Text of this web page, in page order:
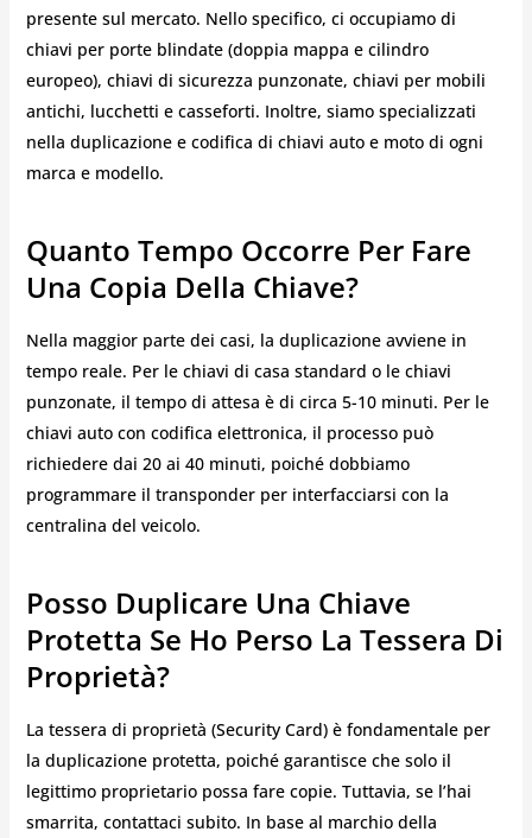
presente sul mercato. Nello specifico, ci occupiamo di
chiavi per porte blindate (doppia mappa e cilindro
europeo), chiavi di sicurezza punzonate, chiavi per mobili
antichi, lucchetti e casseforti. Inoltre, siamo specializzati
nella duplicazione e codifica di chiavi auto e moto di ogni
marca e modello.
Quanto Tempo Occorre Per Fare
Una Copia Della Chiave?
Nella maggior parte dei casi, la duplicazione avviene in
tempo reale. Per le chiavi di casa standard o le chiavi
punzonate, il tempo di attesa è di circa 5-10 minuti. Per le
chiavi auto con codifica elettronica, il processo può
richiedere dai 20 ai 40 minuti, poiché dobbiamo
programmare il transponder per interfacciarsi con la
centralina del veicolo.
Posso Duplicare Una Chiave
Protetta Se Ho Perso La Tessera Di
Proprietà?
La tessera di proprietà (Security Card) è fondamentale per
la duplicazione protetta, poiché garantisce che solo il
legittimo proprietario possa fare copie. Tuttavia, se l’hai
smarrita, contattaci subito. In base al marchio della